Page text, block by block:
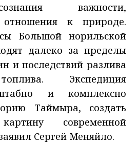
важности,
отношения к природе.
Большой норильской
далеко за пределы
и последствий разлива
Экспедиция
и комплексно
Таймыра, создать
современной
Сергей Меняйло.